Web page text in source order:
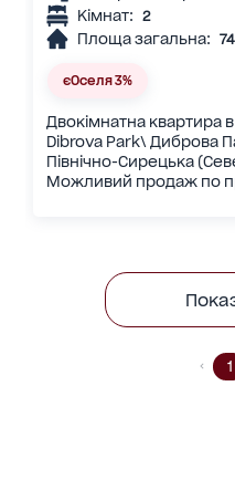
Кімнат: 2
Площа загальна:
єОселя 3%
Двокімнатна
Dibrova Park\ Диброва
Північно-Сирецька
Можливий продаж по
1